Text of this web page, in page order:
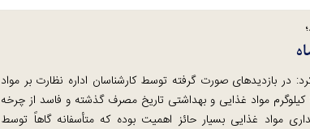
در بازدیدهای صورت گرفته توسط کارشناسان اداره نظارت بر مواد
غذایی، آشامیدنی، آرایشی و بهداشتی در ۲ ماه اخیر ۴۷ هزار و ۶۵۶ کیلوگرم مواد غذایی و بهداشتی تاریخ مصرف گذشته و فاسد از چرخه
غذایی بسیار حائز اهمیت بوده که متأسفانه گاهاً توسط